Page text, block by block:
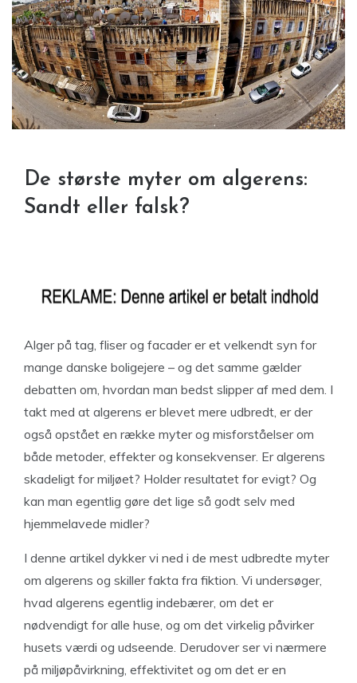
De største myter om algerens:
Sandt eller falsk?
Alger på tag, fliser og facader er et velkendt syn for
mange danske boligejere – og det samme gælder
debatten om, hvordan man bedst slipper af med dem. I
takt med at algerens er blevet mere udbredt, er der
også opstået en række myter og misforståelser om
både metoder, effekter og konsekvenser. Er algerens
skadeligt for miljøet? Holder resultatet for evigt? Og
kan man egentlig gøre det lige så godt selv med
hjemmelavede midler?
I denne artikel dykker vi ned i de mest udbredte myter
om algerens og skiller fakta fra fiktion. Vi undersøger,
hvad algerens egentlig indebærer, om det er
nødvendigt for alle huse, og om det virkelig påvirker
husets værdi og udseende. Derudover ser vi nærmere
på miljøpåvirkning, effektivitet og om det er en